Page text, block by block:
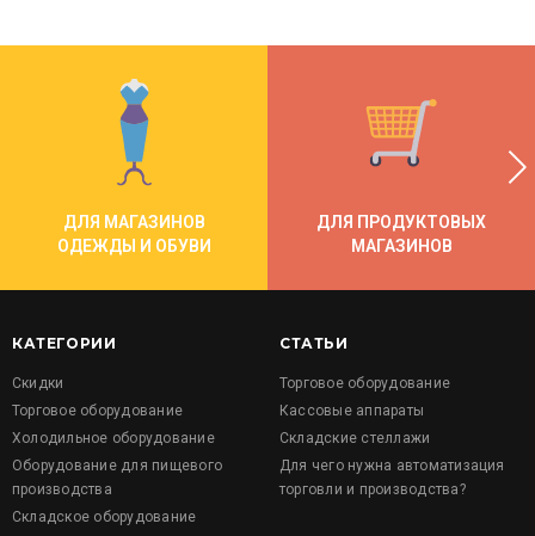
ДЛЯ МАГАЗИНОВ
ОДЕЖДЫ И ОБУВИ
ДЛЯ ПРОДУКТОВЫХ
МАГАЗИНОВ
КАТЕГОРИИ
Скидки
Торговое оборудование
Холодильное оборудование
Оборудование для пищевого
производства
Складское оборудование
СТАТЬИ
Торговое оборудование
Кассовые аппараты
Складские стеллажи
Для чего нужна автоматизация
торговли и производства?